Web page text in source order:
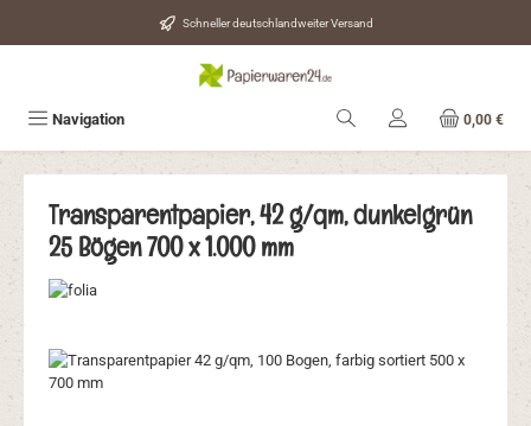
Zum Hauptinhalt springen Schneller deutschlandweiter Versand
Navigation 0,00 €
Transparentpapier, 42 g/qm, dunkelgrün
25 Bögen 700 x 1.000 mm
Bildergalerie überspringen